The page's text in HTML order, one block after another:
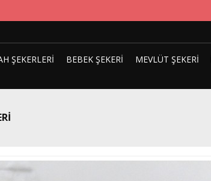
ŞEKERLERI BEBEK ŞEKERI MEVLÜT ŞEKERI